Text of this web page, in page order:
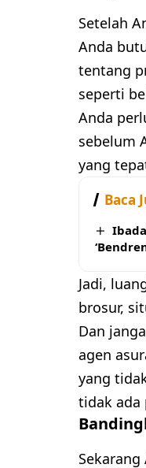
Setelah
Anda
tentang
seperti
Anda
sebelum
yang
Baca
Jadi,
brosur,
Dan
agen
yang
tidak ada